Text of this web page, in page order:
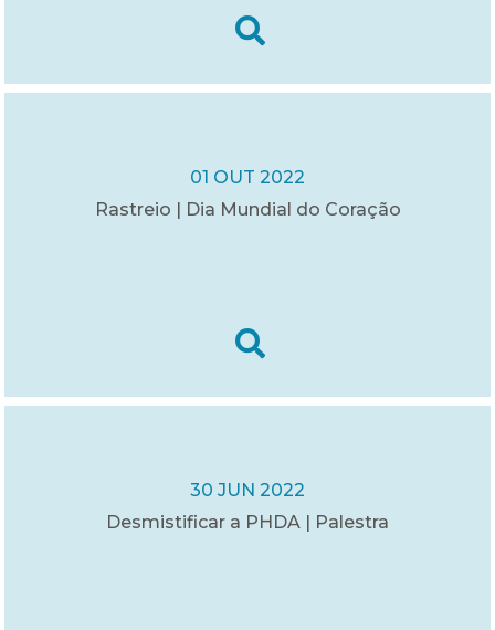
01 OUT 2022
Rastreio | Dia Mundial do Coração
30 JUN 2022
Desmistificar a PHDA | Palestra